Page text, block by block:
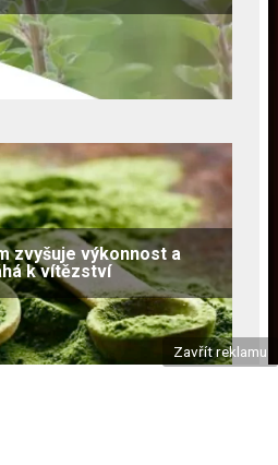
zvyšuje výkonnost a
k vítězství
Zavřít reklamu